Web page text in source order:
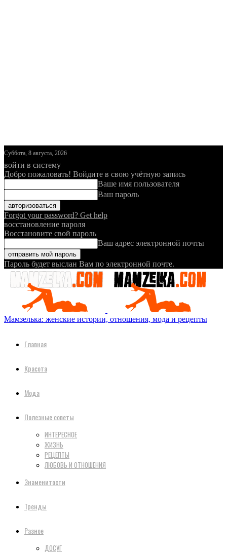
Суббота, 8 августа, 2026
войти в систему
Добро пожаловать! Войдите в свою учётную запись
Ваше имя пользователя
Ваш пароль
Forgot your password? Get help
восстановление пароля
Восстановите свой пароль
Ваш адрес электронной почты
Пароль будет выслан Вам по электронной почте.
Мамзелька: женские истории, отношения, мода и рецепты
Главная
Красота
Мода
Полезные советы
ИНТЕРЕСНОЕ
ЖИЗНЬ
РЕЦЕПТЫ
ЛЮБОВЬ И ОТНОШЕНИЯ
Знаменитости
Тренды
Разное
ДОСУГ